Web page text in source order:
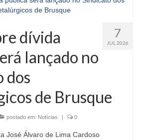
7
JUL 2026
dívida
lançado no
dos
de Brusque
postado em: Notícias | 0
José Álvaro de Lima Cardoso